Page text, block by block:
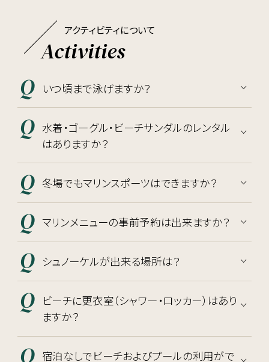
アクティビティについて
Activities
いつ頃まで泳げますか？
水着・ゴーグル・ビーチサンダルのレンタル
はありますか？
冬場でもマリンスポーツはできますか？
マリンメニューの事前予約は出来ますか？
シュノーケルが出来る場所は？
ビーチに更衣室（シャワー・ロッカー）はあり
ますか？
宿泊なしでビーチおよびプールの利用がで